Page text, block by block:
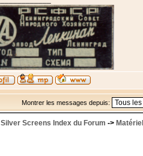
Montrer les messages depuis:
Silver Screens Index du Forum -> Matériel